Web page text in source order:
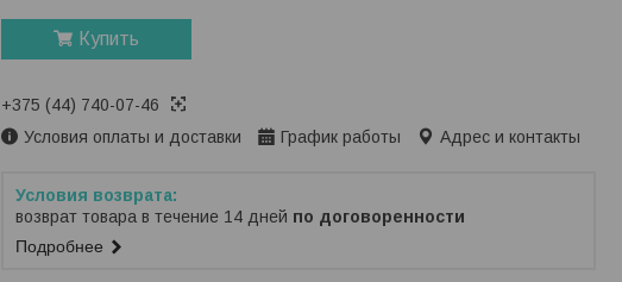
Купить
+375 (44) 740-07-46
Условия оплаты и доставки
График работы Адрес и контакты
возврат товара в течение 14 дней по договоренности
Подробнее